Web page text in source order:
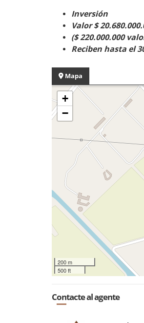
Inversión
Valor $
($ 220.000.000
Reciben hasta el
Mapa
+
−
200 m
500 ft
Contacte al agente